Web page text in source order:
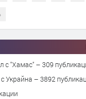
с "Хамас"
Войната на Русия с Украйна